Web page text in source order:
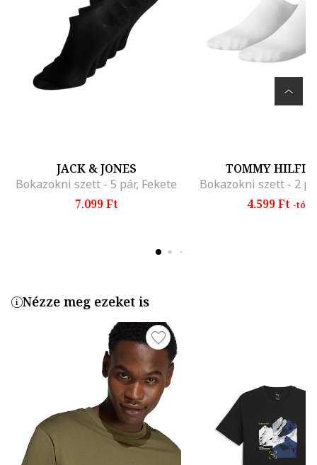
JACK & JONES
Bokazokni szett - 5 pár, Fekete
7.099 Ft
TOMMY
Bokazokni szett - 2
4.599 Ft -tól
Nézze meg ezeket is